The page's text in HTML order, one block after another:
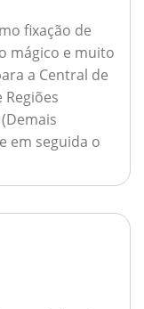
fixação de
mágico e muito
a Central de
em seguida o